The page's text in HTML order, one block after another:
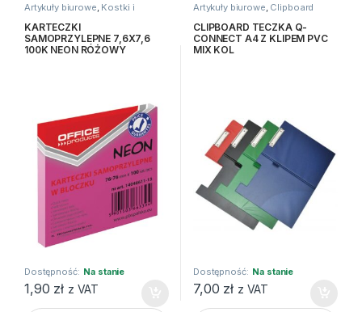
Artykuły biurowe Kostki i
karteczki
KARTECZKI
SAMOPRZYLEPNE 7,6X7,6
100K NEON RÓŻOWY
Dostępność: Na stanie
1,90 zł z VAT
Artykuły biurowe Clipboard
CLIPBOARD TECZKA Q-
CONNECT A4 Z KLIPEM PVC
MIX KOL
Dostępność: Na stanie
7,00 zł z VAT